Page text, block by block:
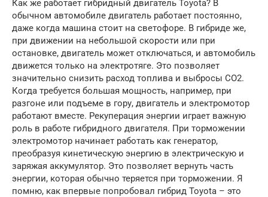
Как же работает гибридный двигатель Toyota? В
обычном автомобиле двигатель работает постоянно,
даже когда машина стоит на светофоре. В гибриде же,
при движении на небольшой скорости или при
остановке, двигатель может отключаться, и автомобиль
движется только на электротяге. Это позволяет
значительно снизить расход топлива и выбросы CO2.
Когда требуется большая мощность, например, при
разгоне или подъеме в гору, двигатель и электромотор
работают вместе. Рекуперация энергии играет важную
роль в работе гибридного двигателя. При торможении
электромотор начинает работать как генератор,
преобразуя кинетическую энергию в электрическую и
заряжая аккумулятор. Это позволяет вернуть часть
энергии, которая обычно теряется при торможении. Я
помню, как впервые попробовал гибрид Toyota – это